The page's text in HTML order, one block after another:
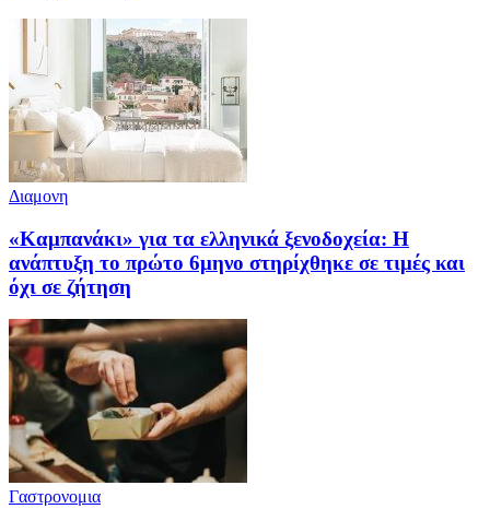
Διαμονη
«Καμπανάκι» για τα ελληνικά ξενοδοχεία: Η
ανάπτυξη το πρώτο 6μηνο στηρίχθηκε σε τιμές και
όχι σε ζήτηση
Γαστρονομια